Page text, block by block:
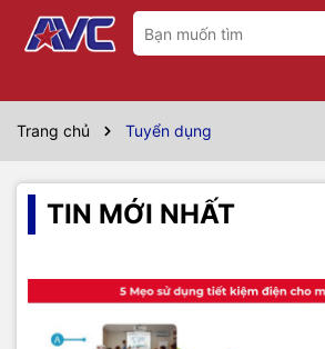
Trang chủ Tuyển dụng
TIN MỚI NHẤT